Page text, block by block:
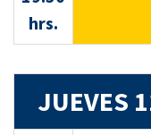
hrs.
JUEVES